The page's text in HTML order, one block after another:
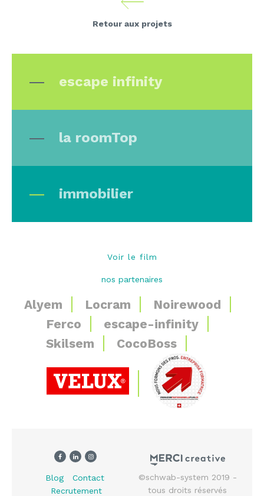
Retour aux projets
escape infinity
la roomTop
immobilier
Voir le film
nos partenaires
Alyem Locram
Noirewood
Ferco
escape-infinity
Skilsem
CocoBoss
Blog
Contact
Recrutement
©schwab-system 2019 -
tous droits réservés